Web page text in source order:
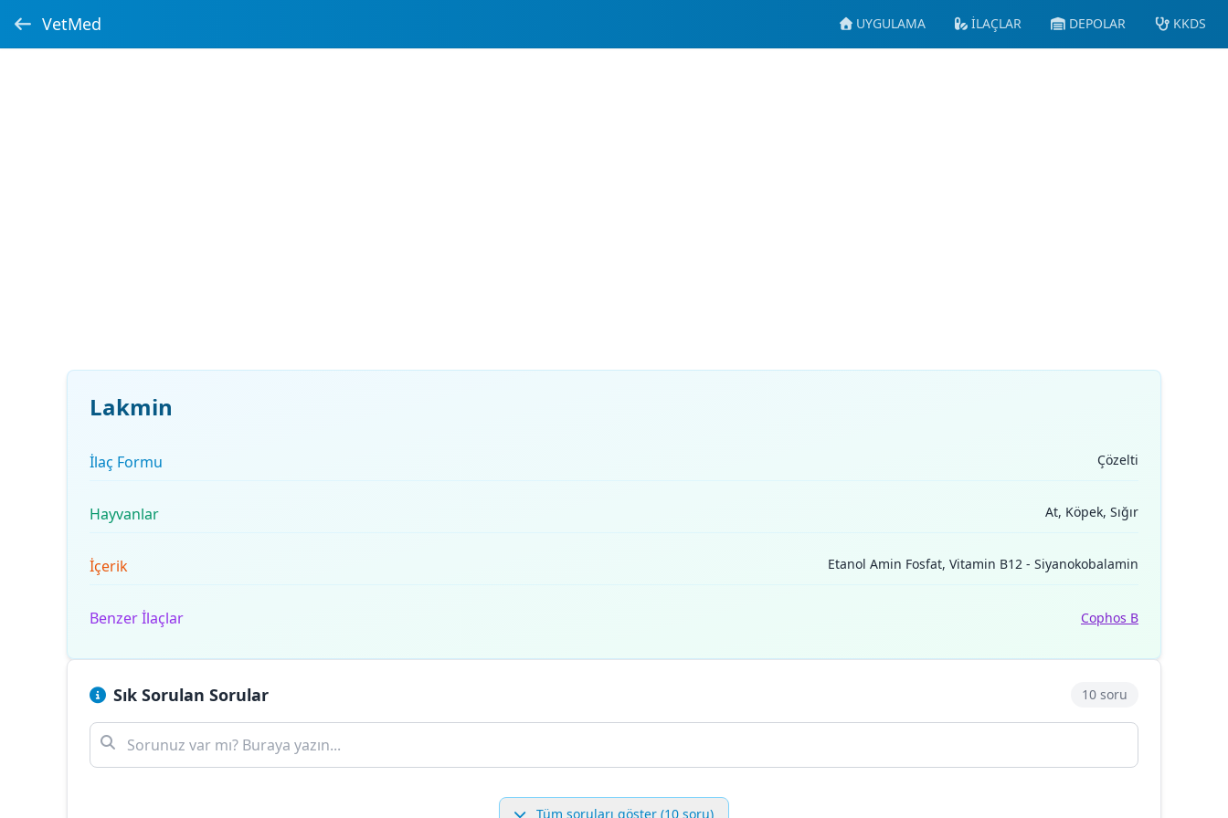
VetMed UYGULAMA İLAÇLAR DEPOLAR KKDS
Lakmin
İlaç Formu Çözelti
Hayvanlar At, Köpek, Sığır
İçerik Etanol Amin Fosfat, Vitamin B12 - Siyanokobalamin
Benzer İlaçlar Cophos B
Sık Sorulan Sorular 10 soru
Tüm soruları göster (10 soru)